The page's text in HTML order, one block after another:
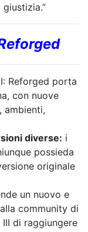
Reforged porta
con nuove
ambienti,
diverse: i
possieda
originale
un nuovo e
community di
di raggiungere